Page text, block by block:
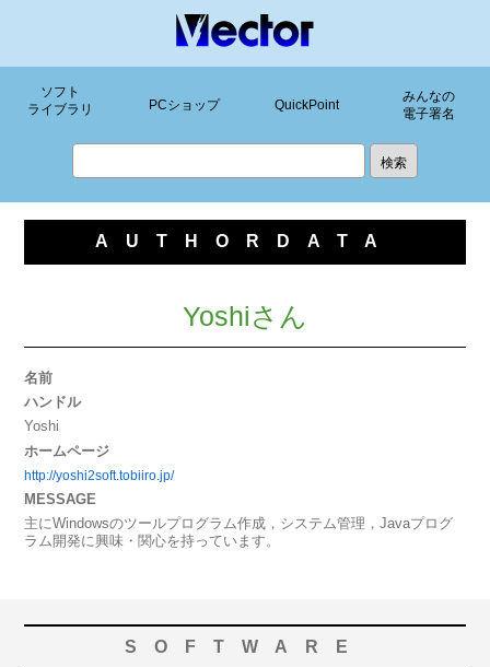
ソフト
ライブラリ
PCショップ QuickPoint
みんなの
電子署名
AUTHORDATA
Yoshiさん
名前
ハンドル
Yoshi
ホームページ
http://yoshi2soft.tobiiro.jp/
MESSAGE
主にWindowsのツールプログラム作成，システム管理，Javaプログ
ラム開発に興味・関心を持っています。
SOFTWARE